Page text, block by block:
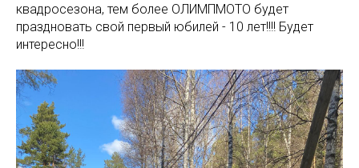
квадросезона, тем более ОЛИМПМОТО будет
праздновать свой первый юбилей - 10 лет!!!! Будет
интересно!!!